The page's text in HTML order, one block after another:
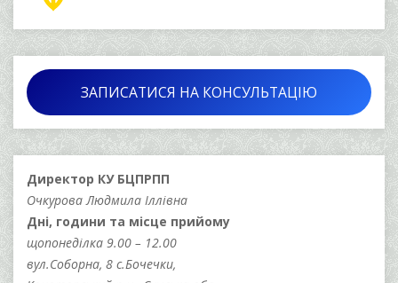
ЗАПИСАТИСЯ НА КОНСУЛЬТАЦІЮ
Директор КУ БЦПРПП
Очкурова Людмила Іллівна
Дні, години та місце прийому
щопонеділка 9.00 – 12.00
вул.Соборна, 8 с.Бочечки,